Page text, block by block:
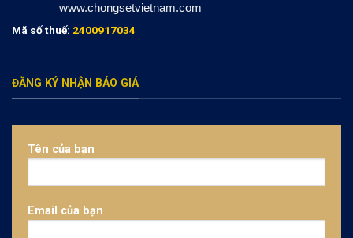
www.chongsetvietnam.com
Mã số thuế: 2400917034
ĐĂNG KÝ NHẬN BÁO GIÁ
Tên của bạn
Email của bạn